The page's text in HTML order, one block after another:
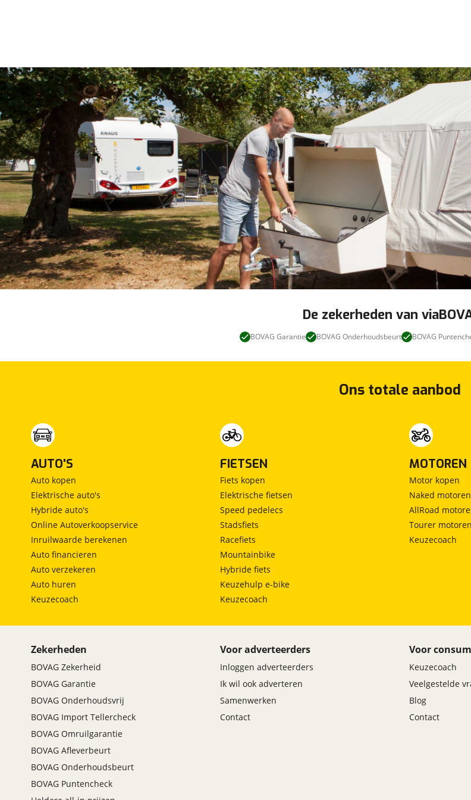
De zekerheden van
BOVAG Garantie BOVAG Onderhoudsbeurt BOVAG
Ons totale aanbod
AUTO'S
Auto kopen
Elektrische auto's
Hybride auto's
Online Autoverkoopservice
Inruilwaarde berekenen
Auto financieren
Auto verzekeren
Auto huren
Keuzecoach
FIETSEN
Fiets kopen
Elektrische fietsen
Speed pedelecs
Stadsfiets
Racefiets
Mountainbike
Hybride fiets
Keuzehulp e-bike
Keuzecoach
MOTOREN
Motor kopen
Naked motoren
AllRoad
Tourer motoren
Keuzecoach
Zekerheden
BOVAG Zekerheid
BOVAG Garantie
BOVAG Onderhoudsvrij
BOVAG Import Tellercheck
BOVAG Omruilgarantie
BOVAG Afleverbeurt
BOVAG Onderhoudsbeurt
BOVAG Puntencheck
Voor adverteerders
Inloggen adverteerders
Ik wil ook adverteren
Samenwerken
Contact
Voor
Keuzecoach
Veelgestelde
Blog
Contact